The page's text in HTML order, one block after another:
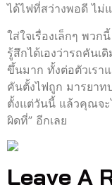
ได้ไฟที่สว่างพอดี ไม่
ใส่ใจเรื่องเล็กๆ พว
รู้สึกได้เองว่ารถคัน
ขึ้นมาก ทั้งต่อตัวเรา
คันตั้งไฟถูก มารยาท
ตั้งแต่วันนี้ แล้วคุณจะ
ผิดที่” อีกเลย
Leave A